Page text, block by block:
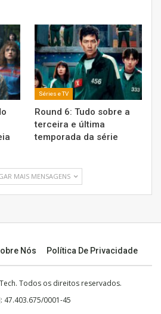
Séries e TV
Round 6: Tudo sobre a
terceira e última
temporada da série
MAIS MENSAGENS
Nós Política De Privacidade
. Todos os direitos reservados.
47.403.675/0001-45